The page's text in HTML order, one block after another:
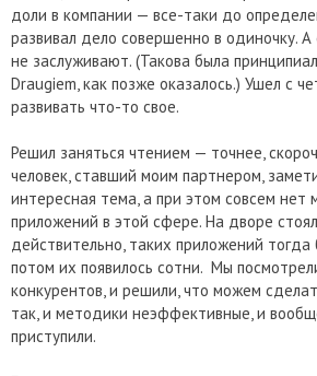
доли в компании — все-таки до
развивал дело совершенно в одиночку. А
не заслуживают. (Такова была
Draugiem, как позже оказалось.) Ушел с
развивать что-то свое.
Решил заняться чтением — точнее,
человек, ставший моим партнером,
интересная тема, а при этом совсем нет
приложений в этой сфере. На дворе
действительно, таких приложений
потом их появилось сотни. Мы
конкурентов, и решили, что можем
так, и методики неэффективные, и
приступили.